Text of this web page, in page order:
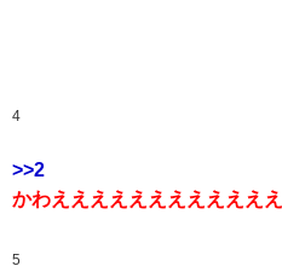
4
>>2
かわえええええええええええ
5